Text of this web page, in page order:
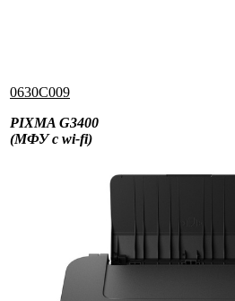
0630C009
PIXMA G3400
(МФУ с wi-fi)